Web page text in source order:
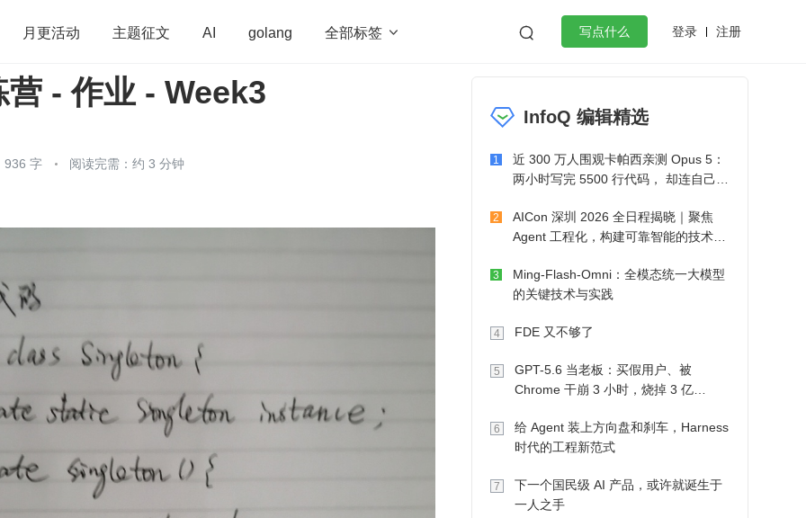
月更活动 主题征文 AI golang 全部标签   写点什么 登录 注册
算法 学习方法
微服务架构 flutter
- 作业 - Week3
936 字 阅读完需：约 3 分钟
InfoQ 编辑精选
1
近 300 万人围观卡帕西亲测 Opus 5：
两小时写完 5500 行代码， 却连自己写
2
AICon 深圳 2026 全日程揭晓｜聚焦
Agent 工程化，构建可靠智能的技术路
3
Ming-Flash-Omni：全模态统一大模型
的关键技术与实践
4 FDE 又不够了
5
GPT-5.6 当老板：买假用户、被
Chrome 干崩 3 小时，烧掉 3 亿
6
给 Agent 装上方向盘和刹车，Harness
时代的工程新范式
7
下一个国民级 AI 产品，或许就诞生于
一人之手